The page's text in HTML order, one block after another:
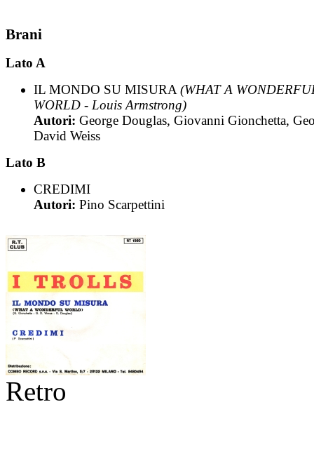
Brani
Lato A
IL MONDO SU MISURA(WHAT A
WORLD - Louis Armstrong)
Autori: George Douglas, Giovanni Gionchetta,
David Weiss
Lato B
CREDIMI
Autori: Pino Scarpettini
Retro